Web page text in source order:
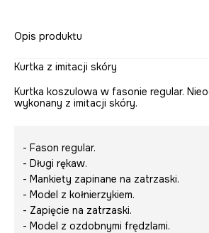
Opis produktu
Kurtka z imitacji skóry
Kurtka koszulowa w fasonie regular.
wykonany z imitacji skóry.
- Fason regular.
- Długi rękaw.
- Mankiety zapinane na zatrzaski.
- Model z kołnierzykiem.
- Zapięcie na zatrzaski.
- Model z ozdobnymi frędzlami.